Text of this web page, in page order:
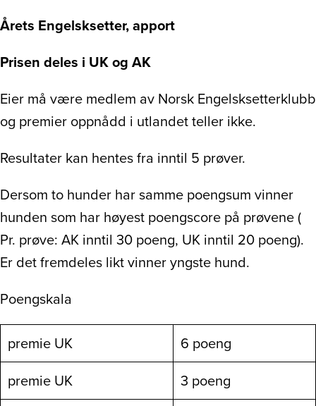
Årets Engelsksetter, apport
Prisen deles i UK og AK
Eier må være medlem av Norsk Engelsksetterklubb
og premier oppnådd i utlandet teller ikke.
Resultater kan hentes fra inntil 5 prøver.
Dersom to hunder har samme poengsum vinner
hunden som har høyest poengscore på prøvene (
Pr. prøve: AK inntil 30 poeng, UK inntil 20 poeng).
Er det fremdeles likt vinner yngste hund.
Poengskala
premie UK
6 poeng
premie UK
3 poeng